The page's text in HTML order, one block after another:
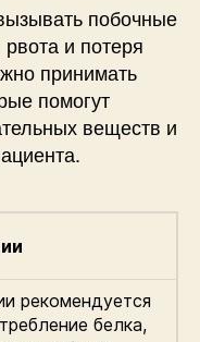
побочные
и потеря
принимать
помогут
веществ и
рекомендуется
белка,